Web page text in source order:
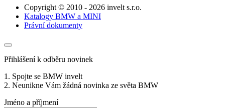
Copyright © 2010 - 2026 invelt s.r.o.
Katalogy BMW a MINI
Právní dokumenty
Přihlášení k odběru novinek
1. Spojte se BMW invelt
2. Neunikne Vám žádná novinka ze světa BMW
Jméno a příjmení